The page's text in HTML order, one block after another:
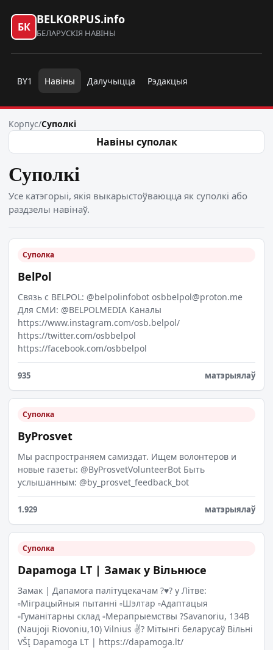
БК
BELKORPUS.info
БЕЛАРУСКІЯ НАВІНЫ
BY1 Навіны Далучыцца Рэдакцыя
Корпус/Суполкі
Навіны суполак
Суполкі
Усе катэгорыі, якія выкарыстоўваюцца як суполкі або
раздзелы навінаў.
Суполка
BelPol
Связь с BELPOL: @belpolinfobot osbbelpol@proton.me
Для СМИ: @BELPOLMEDIA Каналы
https://www.instagram.com/osb.belpol/
https://twitter.com/osbbelpol
https://facebook.com/osbbelpol
935 матэрыялаў
Суполка
ByProsvet
Мы распространяем самиздат. Ищем волонтеров и
новые газеты: @ByProsvetVolunteerBot Быть
услышанным: @by_prosvet_feedback_bot
1.929 матэрыялаў
Суполка
Dapamoga LT | Замак у Вільнюсе
Замак | Дапамога палітуцекачам ?♥️? у Літве:
▫️Міграцыйныя пытанні ▫️Шэлтар ▫️Адаптацыя
▫️Гуманітарны склад ▫️Мерапрыемствы ?Savanoriu, 134B
(Naujoji Riovoniu,10) Vilnius ✌? Мітынгі беларусаў Вільні
VŠĮ Dapamoga LT | https://dapamoga.lt/